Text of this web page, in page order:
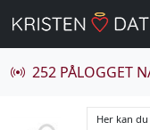
252 PÅLOGGET
Her kan